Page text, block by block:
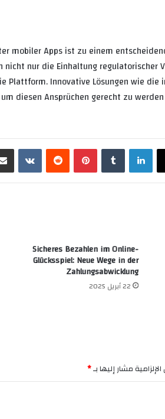
mobiler Apps ist zu einem
nicht nur die Einhaltung regulatorischer
Plattform. Innovative Lösungen wie
diesen Ansprüchen gerecht zu
لينكدإن بينتيريست
Sicheres Bezahlen im Online-
Glücksspiel: Neue Wege in der
Zahlungsabwicklung
22 أبريل 2025
مشار إليها بـ*